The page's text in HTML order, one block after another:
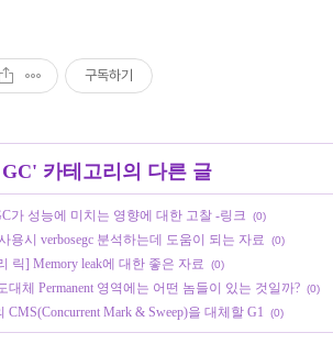
구독하기
GC' 카테고리의 다른 글
가 성능에 미치는 영향에 대한 고찰 -링크 (0)
용시 verbosegc 분석하는데 도움이 되는 자료 (0)
릭] Memory leak에 대한 좋은 자료 (0)
대체 Permanent 영역에는 어떤 놈들이 있는 것일까? (0)
CMS(Concurrent Mark & Sweep)을 대체할 G1 (0)